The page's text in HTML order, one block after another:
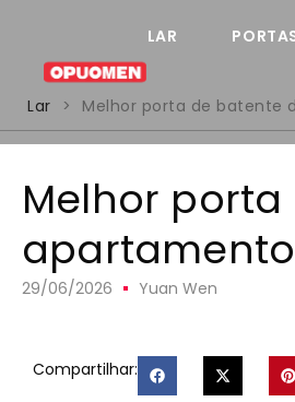
LAR
Lar
> Melhor porta de batente
Melhor
29/06/2026 Yuan Wen
Compartilhar: